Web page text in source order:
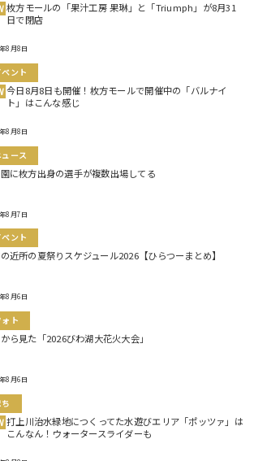
枚方モールの「果汁工房 果琳」と「Triumph」が8月31
日で閉店
8月8日
ベント
今日8月8日も開催！枚方モールで開催中の「バルナイ
ト」はこんな感じ
8月8日
ュース
に枚方出身の選手が複数出場してる
8月7日
ベント
近所の夏祭りスケジュール2026【ひらつーまとめ】
8月6日
ォト
ら見た「2026びわ湖大花火大会」
8月6日
ち
打上川治水緑地につくってた水遊びエリア「ポッツァ」は
こんなん！ウォータースライダーも